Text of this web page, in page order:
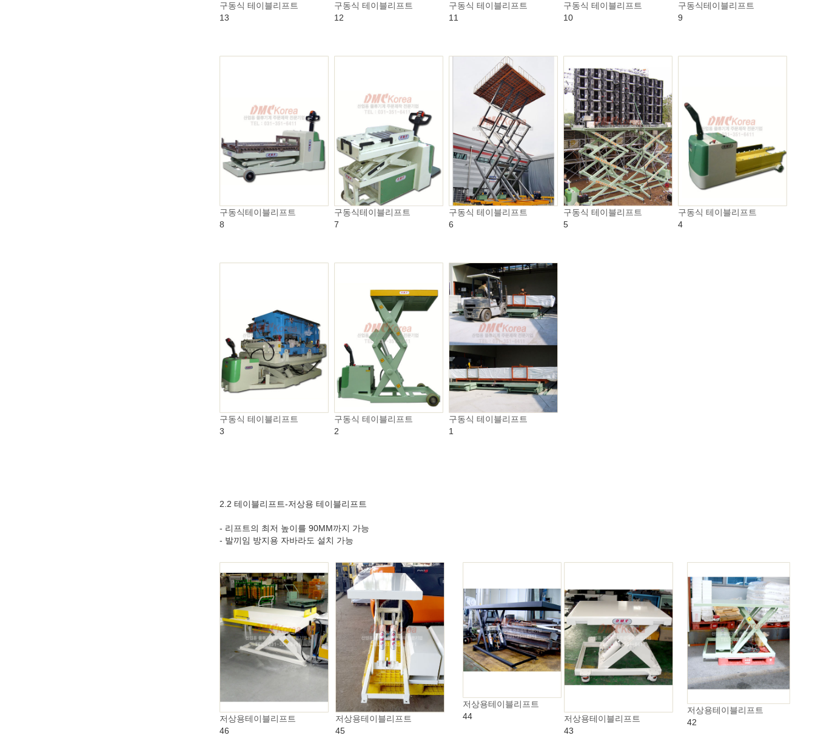
구동식 테이블리프트
13
구동식 테이블리프트
12
구동식 테이블리프트
11
구동식 테이블리프트
10
구동식테이블리프트
9
구동식테이블리프트
8
구동식테이블리프트
7
구동식 테이블리프트
6
구동식 테이블리프트
5
구동식 테이블리프트
4
구동식 테이블리프트
3
구동식 테이블리프트
2
구동식 테이블리프트
1
2.2 테이블리프트-저상용 테이블리프트
- 리프트의 최저 높이를 90MM까지 가능
- 발끼임 방지용 자바라도 설치 가능
저상용테이블리프트
46
저상용테이블리프트
45
저상용테이블리프트
44
저상용테이블리프트
43
저상용테이블리프트
42